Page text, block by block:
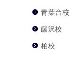
青葉台校
藤沢校
柏校